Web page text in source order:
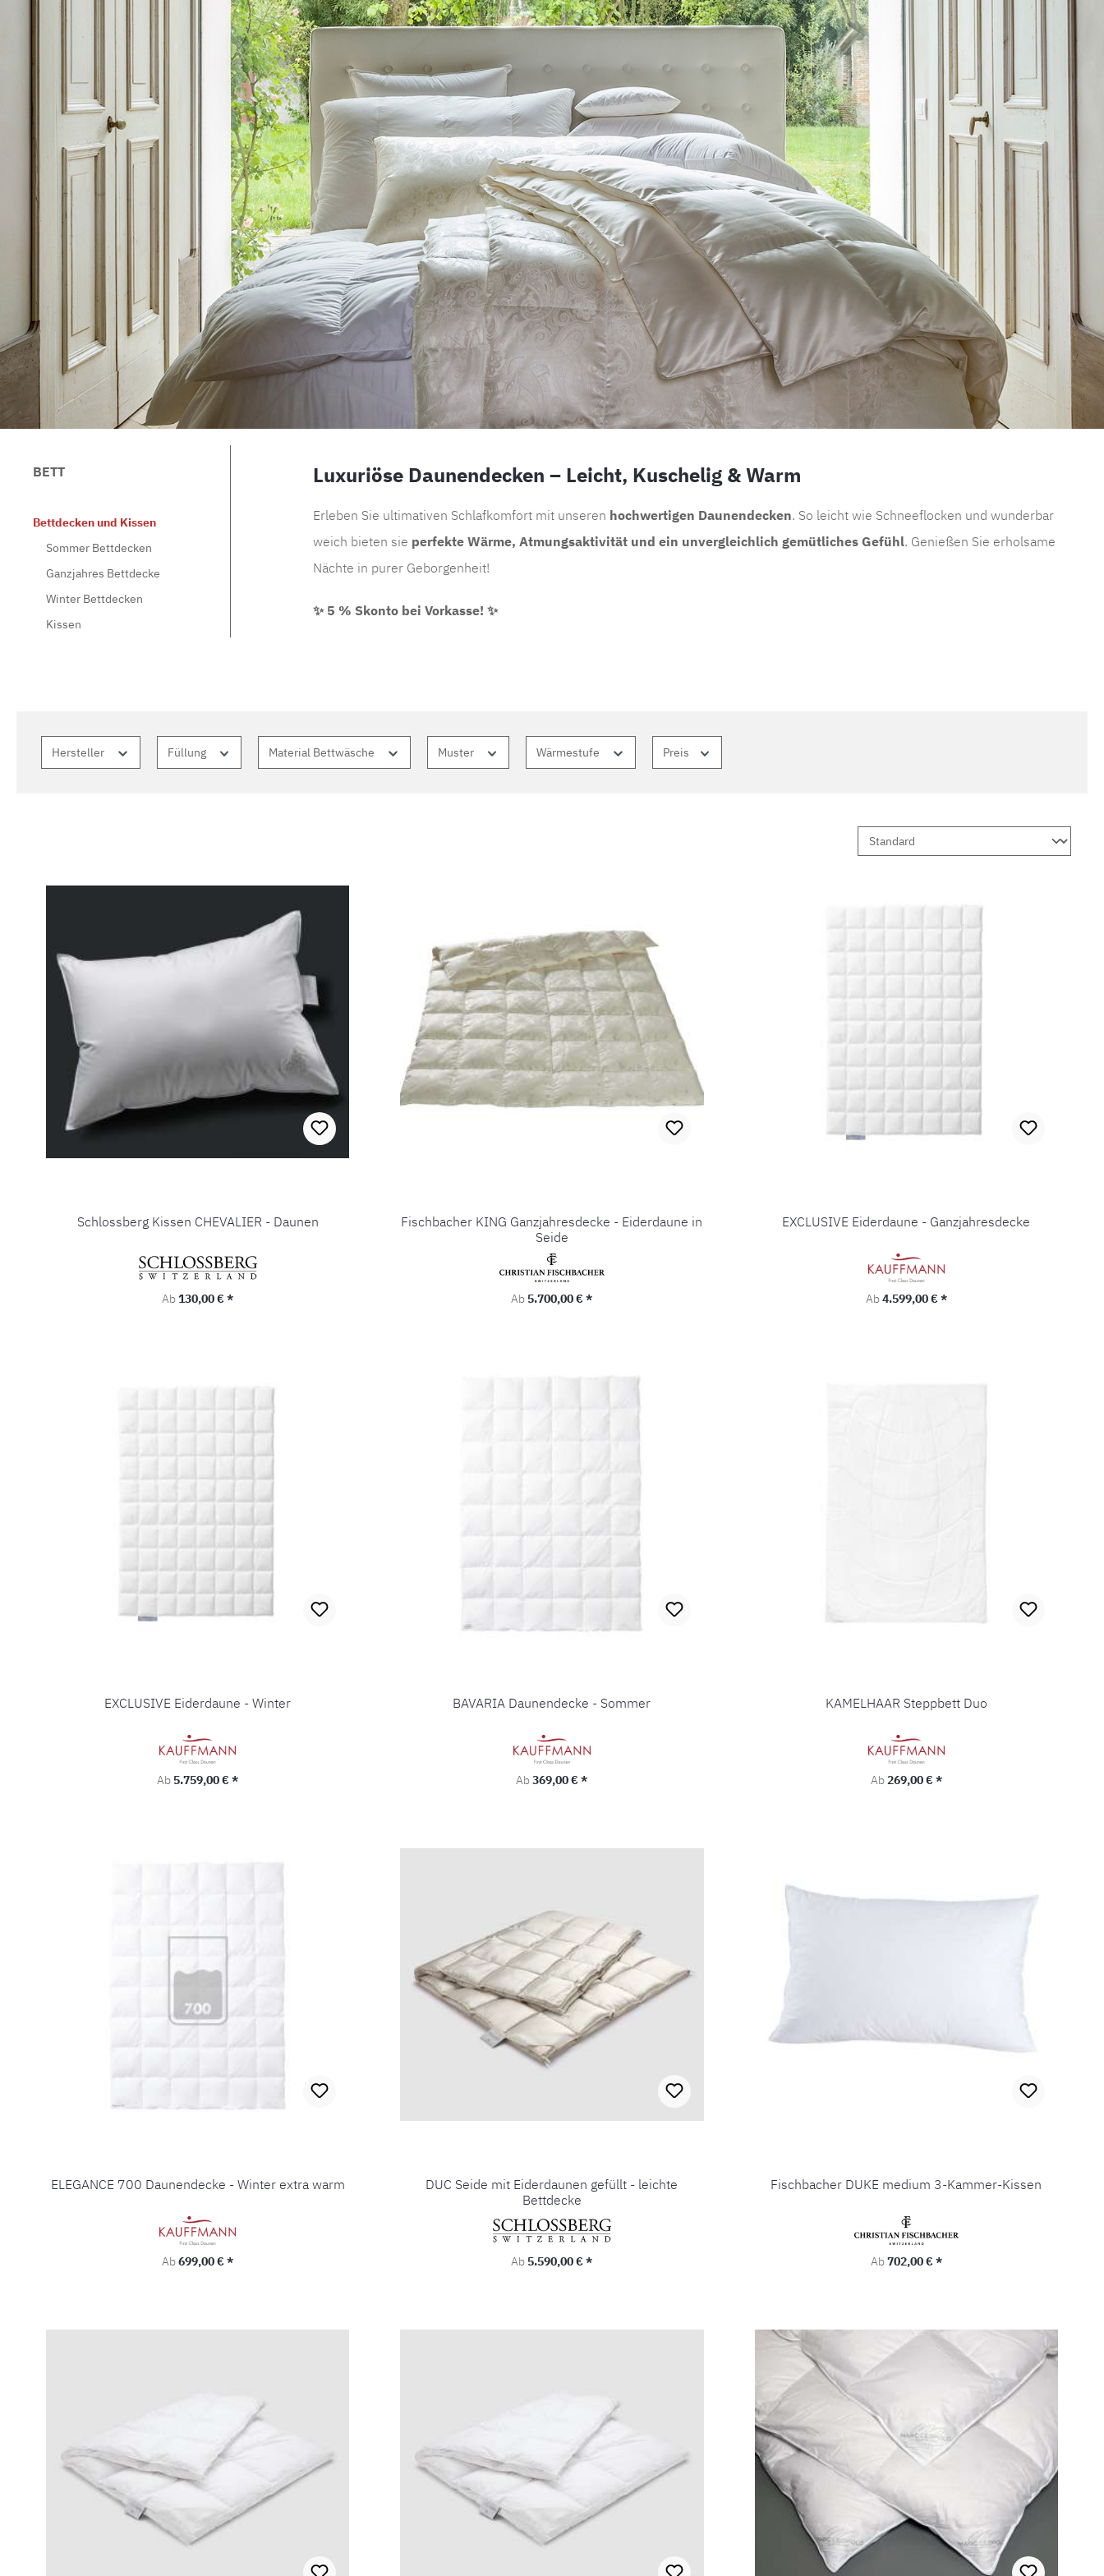
BETT
Bettdecken und Kissen
Sommer Bettdecken
Ganzjahres Bettdecke
Winter Bettdecken
Kissen
Luxuriöse Daunendecken – Leicht, Kuschelig & Warm
Erleben Sie ultimativen Schlafkomfort mit unseren hochwertigen Daunendecken. So leicht wie Schneeflocken und wunderbar
weich bieten sie perfekte Wärme, Atmungsaktivität und ein unvergleichlich gemütliches Gefühl. Genießen Sie erholsame
Nächte in purer Geborgenheit!
✨ 5 % Skonto bei Vorkasse! ✨
Hersteller Füllung Material Bettwäsche Muster Wärmestufe Preis
Schlossberg Kissen CHEVALIER - Daunen
Regulärer Preis:
Ab130,00 € *
Fischbacher KING Ganzjahresdecke - Eiderdaune in
Seide
Regulärer Preis:
Ab 5.700,00 € *
EXCLUSIVE Eiderdaune - Ganzjahresdecke
Regulärer Preis:
Ab4.599,00 € *
EXCLUSIVE Eiderdaune - Winter
Regulärer Preis:
Ab 5.759,00 € *
BAVARIA Daunendecke - Sommer
Regulärer Preis:
Ab369,00 € *
KAMELHAAR Steppbett Duo
Regulärer Preis:
Ab269,00 € *
ELEGANCE 700 Daunendecke - Winter extra warm
Regulärer Preis:
Ab699,00 € *
DUC Seide mit Eiderdaunen gefüllt - leichte
Bettdecke
Regulärer Preis:
Ab 5.590,00 € *
Fischbacher DUKE medium 3-Kammer-Kissen
Regulärer Preis:
Ab702,00 € *